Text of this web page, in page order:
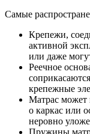
Самые
Крепежи,
активной
или даже
Реечное
крепежные
Матрас может
о каркас или
неровно